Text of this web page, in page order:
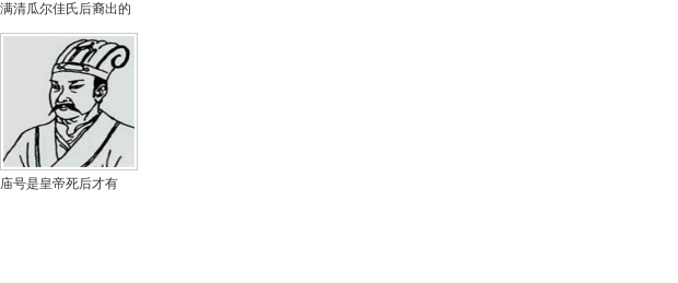
满清瓜尔佳氏后裔出的
美女都有谁，瓜尔佳氏
现在姓什么？
庙号是皇帝死后才有